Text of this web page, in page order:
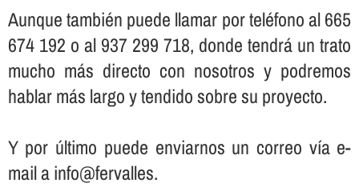
Aunque también puede llamar por teléfono al 665
674 192 o al 937 299 718, donde tendrá un trato
mucho más directo con nosotros y podremos
hablar más largo y tendido sobre su proyecto.
Y por último puede enviarnos un correo ví­a e-
mail a info@fervalles.